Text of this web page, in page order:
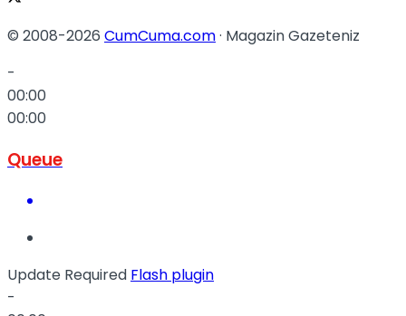
© 2008-2026 CumCuma.com· Magazin Gazeteniz
-
00:00
00:00
Queue
Update Required Flash plugin
-